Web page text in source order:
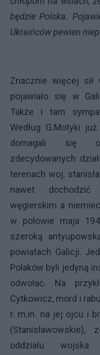
będzie Polska.
Ukraińców pewien
Znacznie więcej sił
pojawiało się w
Także i tam
Według G.Motyki
domagali się
zdecydowanych
terenach woj.
nawet
węgierskim a
w połowie maja
szeroką
powiatach Galicji.
Polaków byli jedyną
odwołać. Na
Cytkowicz, mord i
r. m.in. na jej ojcu i
(Stanisławowskie),
oddziału wojska